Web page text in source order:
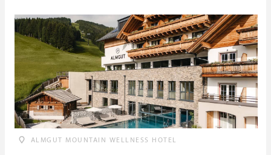
ALMGUT MOUNTAIN WELLNESS HOTEL